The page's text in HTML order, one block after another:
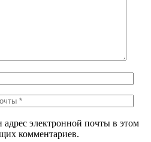
электронной почты в этом
комментариев.